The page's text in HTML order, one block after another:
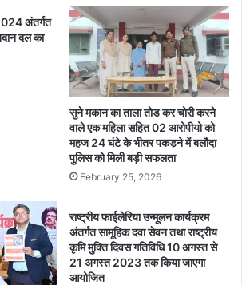
अंतर्गत
दल का
सुने मकान का ताला तोड कर चोरी करने
वाले एक महिला सहित 02 आरोपीयो को
महज 24 घंटे के भीतर पकड़ने में बलौदा
पुलिस को मिली बड़ी सफलता
February 25, 2026
राष्ट्रीय फाईलेरिया उन्मूलन कार्यक्रम
अंतर्गत सामूहिक दवा सेवन तथा राष्ट्रीय
कृमि मुक्ति दिवस गतिविधि 10 अगस्त से
21 अगस्त 2023 तक किया जाएगा
आयोजित